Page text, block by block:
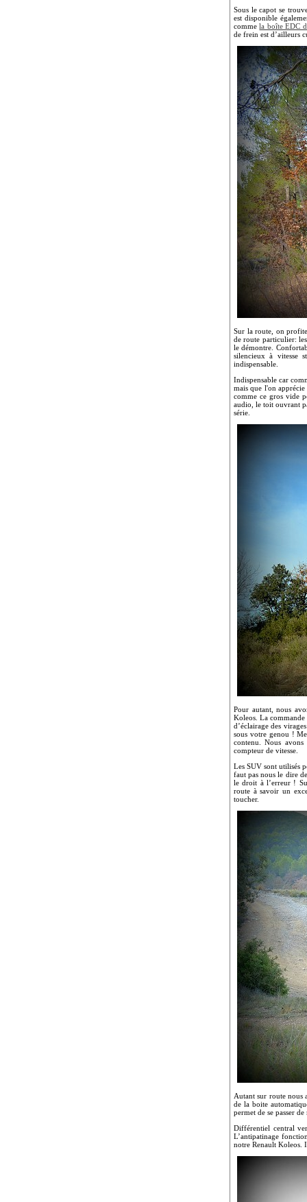
Sous le capot se
est disponible
commela boîte EDC
de frein est d’ailleurs
Sur la route, on
de route particulier:
le démontre.
silencieux à vitesse
indispensable.
Indispensable car
mais que l'on
comme ce gros vide
audio, le toit ouvrant
série.
Pour autant, nous
Koleos. La commande
d’éclairage des
sous votre genou !
contenu. Nous
compteur de vitesse.
Les SUV sont utilisés
faut pas nous le dire
le droit à l’erreur !
route à savoir un
toucher.
Autant sur route nous
de la boite
permet de se passer
Différentiel central
L’antipatinage
notre Renault Koleos.